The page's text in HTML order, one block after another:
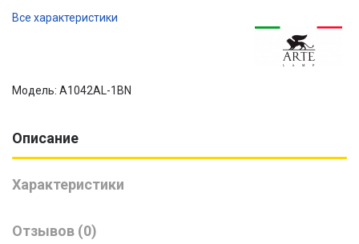
Все характеристики
Модель: A1042AL-1BN
Описание
Характеристики
Отзывов (0)